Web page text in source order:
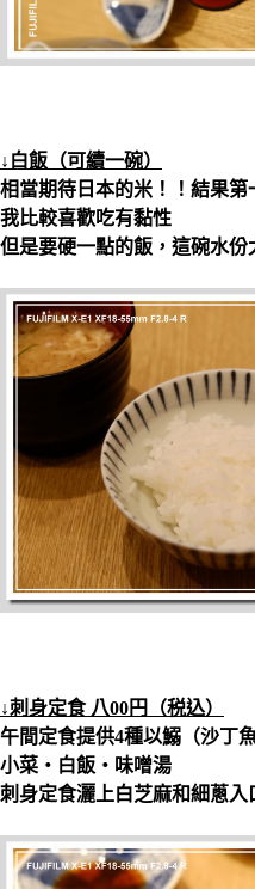
↓白飯（可續一碗）
相當期待日本的米！！結果第
我比較喜歡吃有黏性
但是要硬一點的飯，這碗水份
↓刺身定食 八00円（税込）
午間定食提供4種以鰯（沙丁
小菜‧白飯‧味噌湯
刺身定食灑上白芝麻和細蔥入